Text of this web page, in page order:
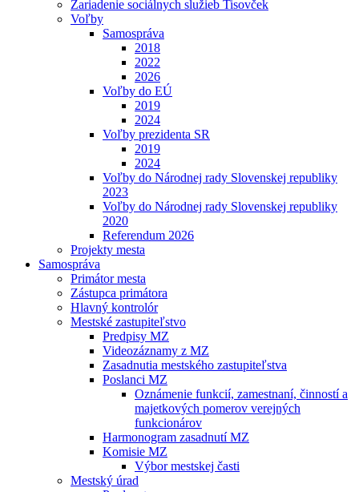
Zariadenie sociálnych služieb Tisovček
Voľby
Samospráva
2018
2022
2026
Voľby do EÚ
2019
2024
Voľby prezidenta SR
2019
2024
Voľby do Národnej rady Slovenskej republiky
2023
Voľby do Národnej rady Slovenskej republiky
2020
Referendum 2026
Projekty mesta
Samospráva
Primátor mesta
Zástupca primátora
Hlavný kontrolór
Mestské zastupiteľstvo
Predpisy MZ
Videozáznamy z MZ
Zasadnutia mestského zastupiteľstva
Poslanci MZ
Oznámenie funkcií, zamestnaní, činností a
majetkových pomerov verejných
funkcionárov
Harmonogram zasadnutí MZ
Komisie MZ
Výbor mestskej časti
Mestský úrad